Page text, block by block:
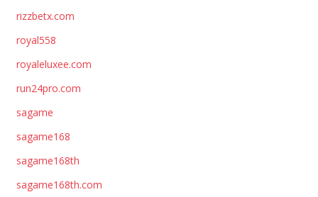
rizzbetx.com
royal558
royaleluxee.com
run24pro.com
sagame
sagame168
sagame168th
sagame168th.com